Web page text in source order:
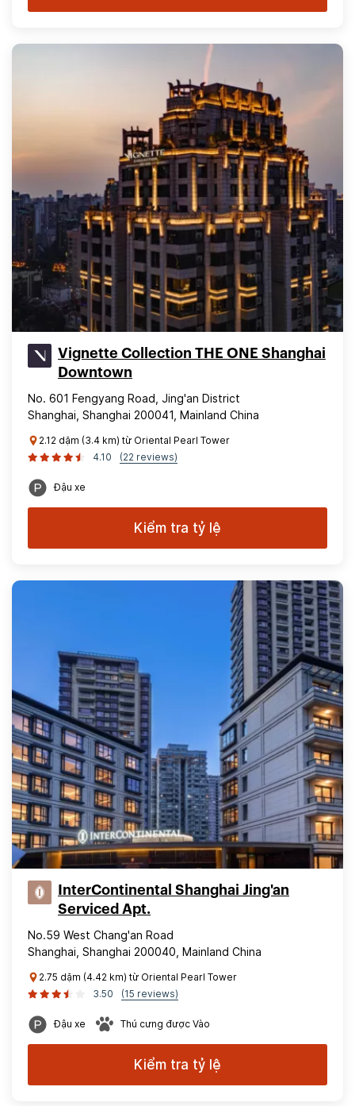
Vignette Collection THE ONE Shanghai
Downtown
No. 601 Fengyang Road, Jing'an District
Shanghai, Shanghai 200041, Mainland China
2.12 dặm (3.4 km) từ Oriental Pearl Tower
4.10
(22 reviews)
Đậu xe
Kiểm tra tỷ lệ
InterContinental Shanghai Jing'an
Serviced Apt.
No.59 West Chang'an Road
Shanghai, Shanghai 200040, Mainland China
2.75 dặm (4.42 km) từ Oriental Pearl Tower
3.50
(15 reviews)
Đậu xe Thú cưng được Vào
Kiểm tra tỷ lệ